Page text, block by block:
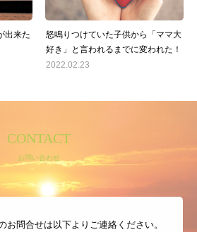
出来た
怒鳴りつけていた子供から「ママ大
好き」と言われるまでに変われた！
2022.02.23
CONTACT
お問い合わせ
お問合せは以下よりご連絡ください。